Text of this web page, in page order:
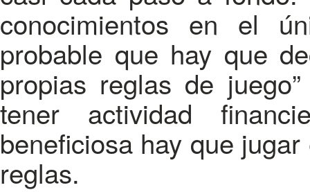
conocimientos en el
probable que hay que
propias reglas de
tener actividad
beneficiosa hay que
reglas.